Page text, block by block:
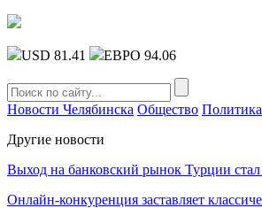
USD 81.41 ЕВРО 94.06
Новости Челябинска Общество Политика
Другие новости
Выход на банковский рынок Турции
Онлайн-конкуренция заставляет